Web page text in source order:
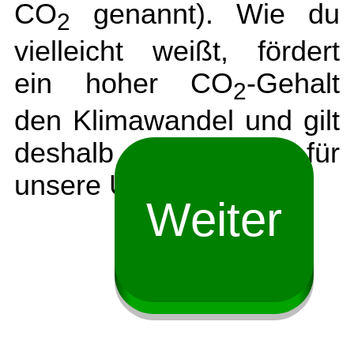
CO2
genannt). Wie du
vielleicht weißt, fördert
ein hoher CO2-Gehalt
den Klimawandel und gilt
deshalb als Gefahr für
unsere Umwelt.
Weiter